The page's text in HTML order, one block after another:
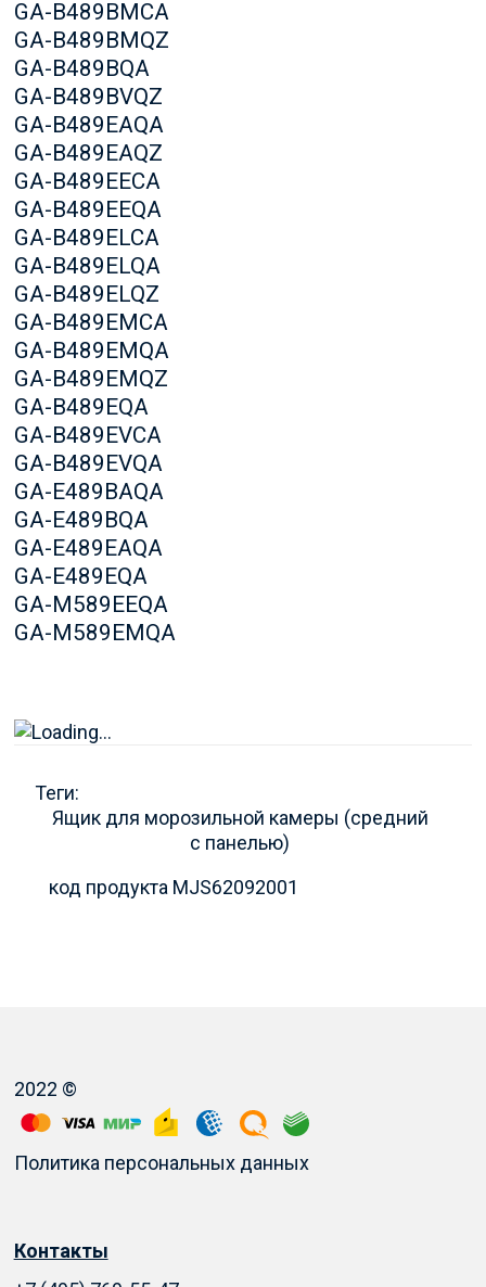
GA-B489BMCA
GA-B489BMQZ
GA-B489BQA
GA-B489BVQZ
GA-B489EAQA
GA-B489EAQZ
GA-B489EECA
GA-B489EEQA
GA-B489ELCA
GA-B489ELQA
GA-B489ELQZ
GA-B489EMCA
GA-B489EMQA
GA-B489EMQZ
GA-B489EQA
GA-B489EVCA
GA-B489EVQA
GA-E489BAQA
GA-E489BQA
GA-E489EAQA
GA-E489EQA
GA-M589EEQA
GA-M589EMQA
Теги:
Ящик для морозильной камеры (средний
с панелью)
код продукта MJS62092001
2022 ©
Политика персональных данных
Контакты